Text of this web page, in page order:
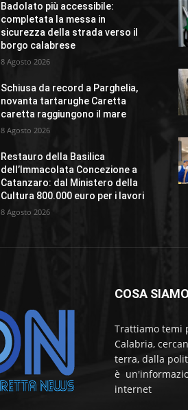
Badolato più accessibile:
completata la messa in
sicurezza della strada verso il
borgo calabrese
8 Agosto 2026
Schiusa da record a Parghelia,
novanta tartarughe Caretta
caretta raggiungono il mare
8 Agosto 2026
Restauro della Basilica
dell’Immacolata Concezione a
Catanzaro: dal Ministero della
Cultura 800.000 euro per i lavori
8 Agosto 2026
COSA SIAMO
Trattiamo temi
Calabria,
terra, dalla
è
internet